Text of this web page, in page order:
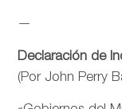
—
Declaración de
(Por John Perry